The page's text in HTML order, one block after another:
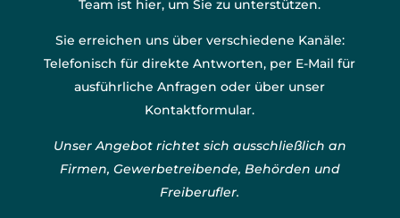
Team ist hier, um Sie zu unterstützen.
Sie erreichen uns über verschiedene Kanäle:
Telefonisch für direkte Antworten, per E-Mail für
ausführliche Anfragen oder über unser
Kontaktformular.
Unser Angebot richtet sich ausschließlich an
Firmen, Gewerbetreibende, Behörden und
Freiberufler.